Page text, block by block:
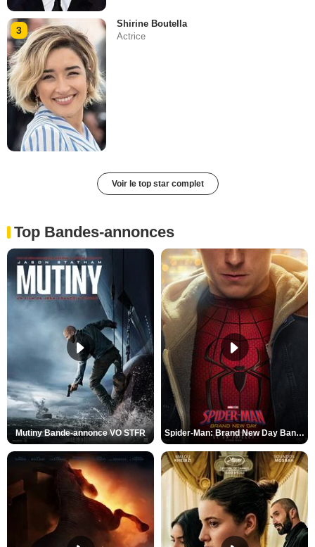
3
Shirine Boutella
Actrice
Voir le top star complet
Top Bandes-annonces
Mutiny Bande-annonce VO STFR Spider-Man: Brand New Day Bande-annonce VO STFR